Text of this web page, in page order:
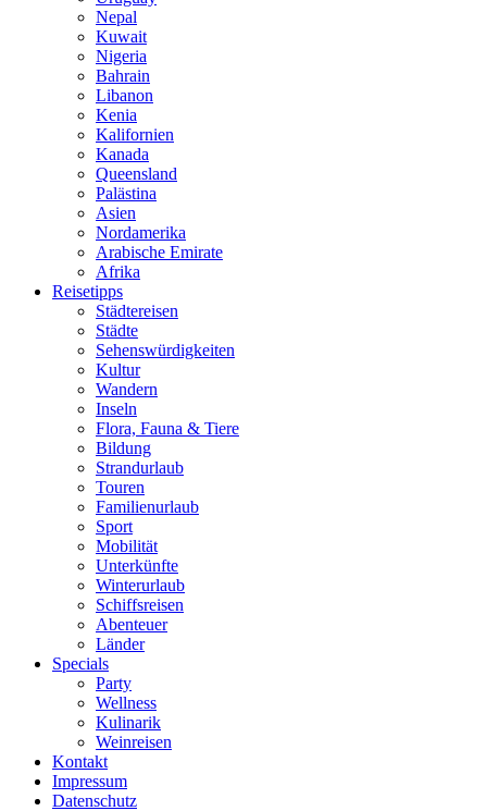
Nepal
Kuwait
Nigeria
Bahrain
Libanon
Kenia
Kalifornien
Kanada
Queensland
Palästina
Asien
Nordamerika
Arabische Emirate
Afrika
Reisetipps
Städtereisen
Städte
Sehenswürdigkeiten
Kultur
Wandern
Inseln
Flora, Fauna & Tiere
Bildung
Strandurlaub
Touren
Familienurlaub
Sport
Mobilität
Unterkünfte
Winterurlaub
Schiffsreisen
Abenteuer
Länder
Specials
Party
Wellness
Kulinarik
Weinreisen
Kontakt
Impressum
Datenschutz